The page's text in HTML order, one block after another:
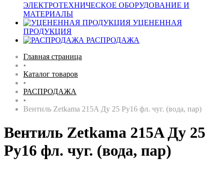
ЭЛЕКТРОТЕХНИЧЕСКОЕ ОБОРУДОВАНИЕ И
МАТЕРИАЛЫ
УЦЕНЕННАЯ
ПРОДУКЦИЯ
РАСПРОДАЖА
Главная страница
•
Каталог товаров
•
РАСПРОДАЖА
•
Вентиль Zetkama 215A Ду 25 Ру16 фл. чуг. (вода, пар)
Вентиль Zetkama 215A Ду 25
Ру16 фл. чуг. (вода, пар)